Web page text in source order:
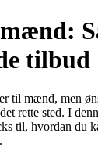
tilbud
til mænd, men
rette sted. I
til, hvordan du